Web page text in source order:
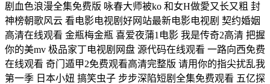
剧血色浪漫全集免费版 咏春大师被ko 和女H做愛又长又粗 封
神榜朝歌风云 看电影电视剧好网站最新电影电视剧 契约婚姻
高清在线观看 金瓶梅金瓶 喜爱夜蒲1电影 我是传奇2高清 把握
你的美mv 极品家丁电视剧网盘 源代码在线观看 一路向西免费
在线观看 奇门遁甲2免费观看高清完整版 请用你的指尖扰乱我
第一季 日本小妞 搞笑虫子 步步深陷短剧全集免费观看 五亿探